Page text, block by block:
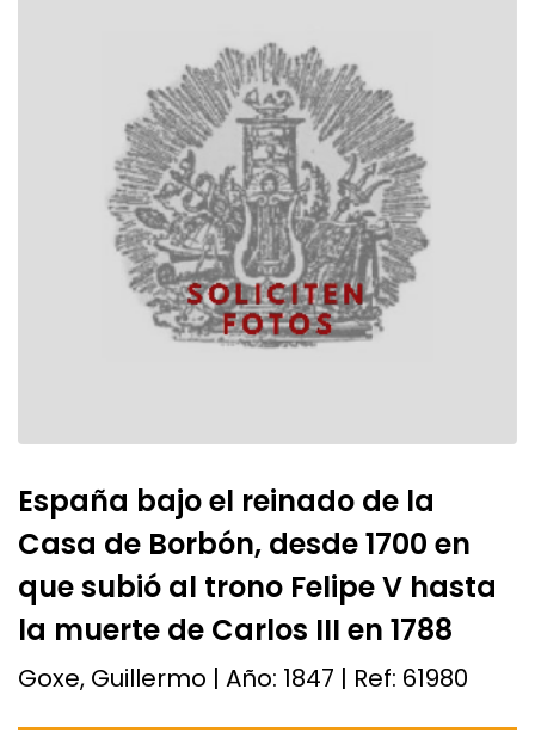
España bajo el reinado de la
Casa de Borbón, desde 1700 en
que subió al trono Felipe V hasta
la muerte de Carlos III en 1788
Goxe, Guillermo | Año: 1847 | Ref: 61980